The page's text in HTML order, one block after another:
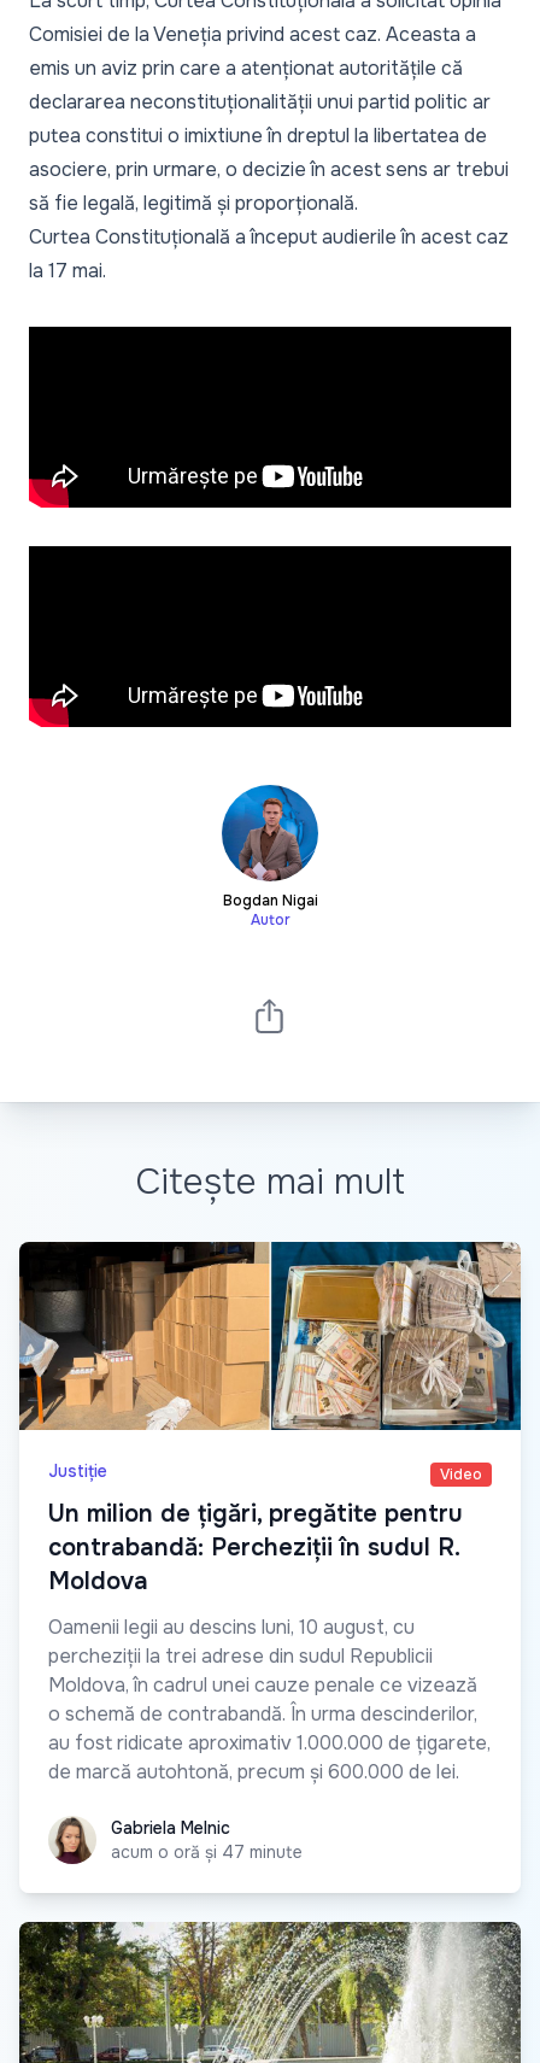
Comisiei de la Veneția privind acest caz. Aceasta a
emis un aviz prin care a atenționat autoritățile că
declararea neconstituționalității unui partid politic ar
putea constitui o imixtiune în dreptul la libertatea de
asociere, prin urmare, o decizie în acest sens ar trebui
să fie legală, legitimă și proporțională.
Curtea Constituțională a început audierile în acest caz
la 17 mai.
Bogdan Nigai
Autor
Citește mai mult
Justiție Video
Un milion de țigări, pregătite pentru
contrabandă: Percheziții în sudul R.
Moldova
Oamenii legii au descins luni, 10 august, cu
percheziții la trei adrese din sudul Republicii
Moldova, în cadrul unei cauze penale ce vizează
o schemă de contrabandă. În urma descinderilor,
au fost ridicate aproximativ 1.000.000 de țigarete,
de marcă autohtonă, precum și 600.000 de lei.
Gabriela Melnic
Gabriela Melnic
acum o oră și 47 minute